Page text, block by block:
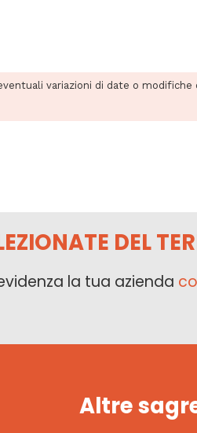
variazioni di date o
DEL
la tua azienda
Altre